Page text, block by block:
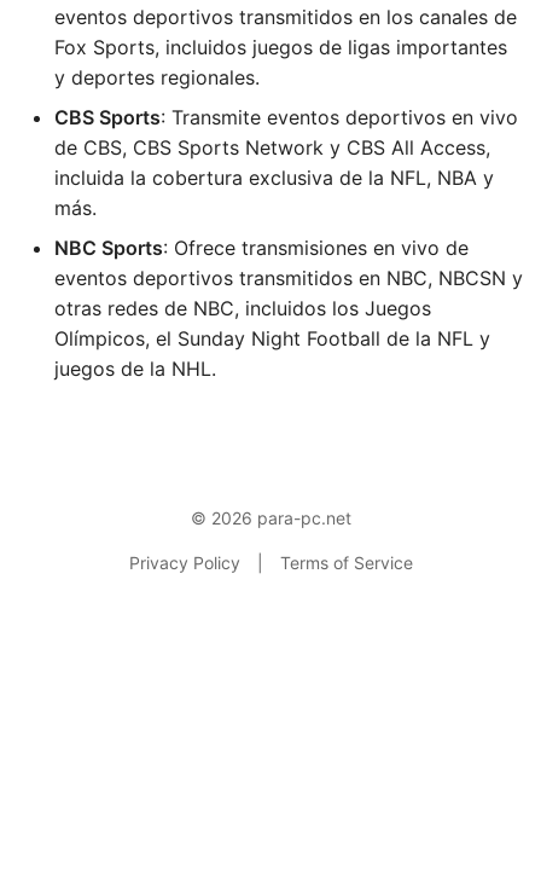
eventos deportivos transmitidos en los canales de
Fox Sports, incluidos juegos de ligas importantes
y deportes regionales.
CBS Sports: Transmite eventos deportivos en vivo
de CBS, CBS Sports Network y CBS All Access,
incluida la cobertura exclusiva de la NFL, NBA y
más.
NBC Sports: Ofrece transmisiones en vivo de
eventos deportivos transmitidos en NBC, NBCSN y
otras redes de NBC, incluidos los Juegos
Olímpicos, el Sunday Night Football de la NFL y
juegos de la NHL.
© 2026 para-pc.net
Privacy Policy Terms of Service